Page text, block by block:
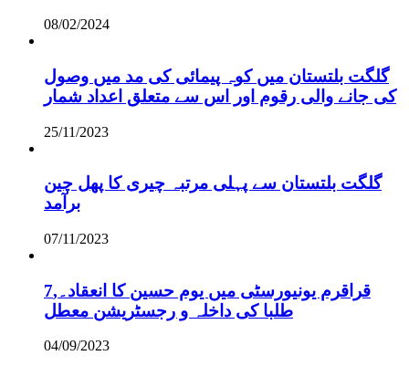
08/02/2024
گلگت بلتستان میں کوہ پیمائی کی مد میں وصول
کی جانے والی رقوم اور اس سے متعلق اعداد شمار
25/11/2023
گلگت بلتستان سے پہلی مرتبہ چیری کا پھل چین
برآمد
07/11/2023
قراقرم یونیورسٹی میں یوم حسین کا انعقاد۔,7
طلبا کی داخلہ و رجسٹریشن معطل
04/09/2023